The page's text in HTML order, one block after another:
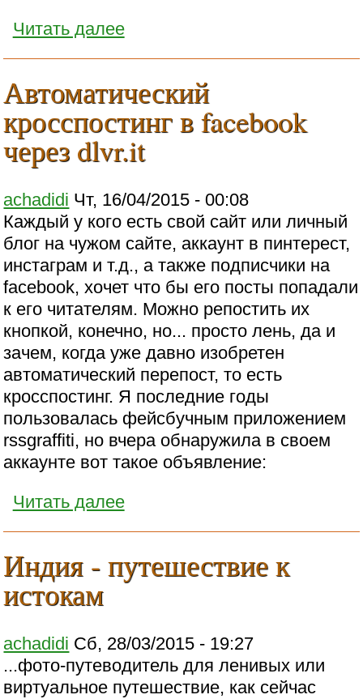
Читать далее
Автоматический
кросспостинг в facebook
через dlvr.it
achadidi Чт, 16/04/2015 - 00:08
Каждый у кого есть свой сайт или личный
блог на чужом сайте, аккаунт в пинтерест,
инстаграм и т.д., а также подписчики на
facebook, хочет что бы его посты попадали
к его читателям. Можно репостить их
кнопкой, конечно, но... просто лень, да и
зачем, когда уже давно изобретен
автоматический перепост, то есть
кросспостинг. Я последние годы
пользовалась фейсбучным приложением
rssgraffiti, но вчера обнаружила в своем
аккаунте вот такое объявление:
Читать далее
Индия - путешествие к
истокам
achadidi Сб, 28/03/2015 - 19:27
...фото-путеводитель для ленивых или
виртуальное путешествие, как сейчас